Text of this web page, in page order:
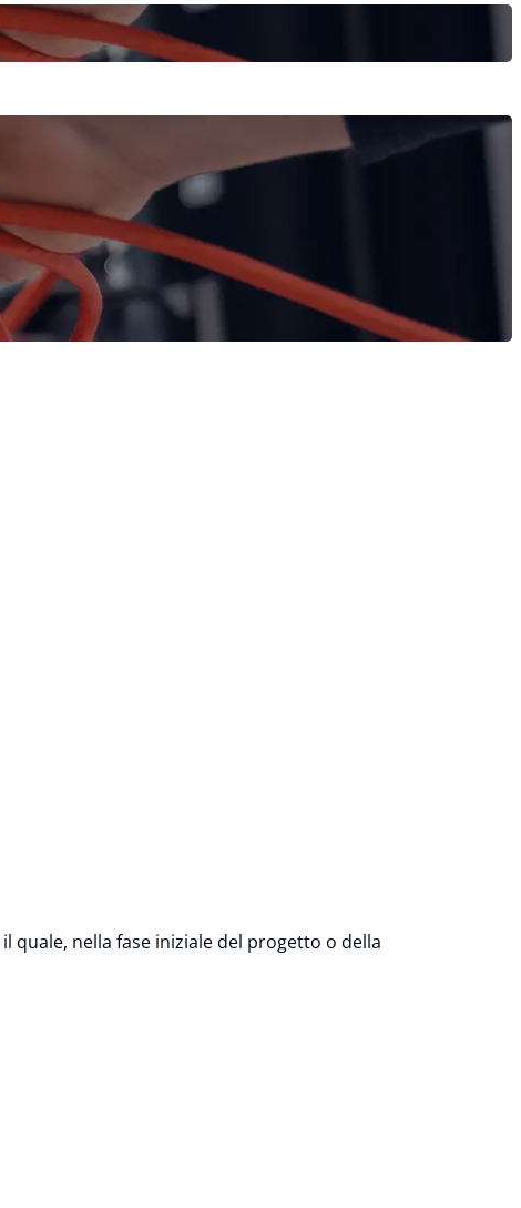
il quale, nella fase iniziale del progetto o della